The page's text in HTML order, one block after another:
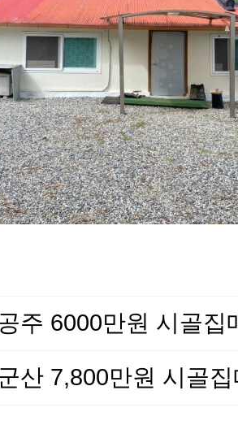
주 6000만원 시골
산 7,800만원 시골